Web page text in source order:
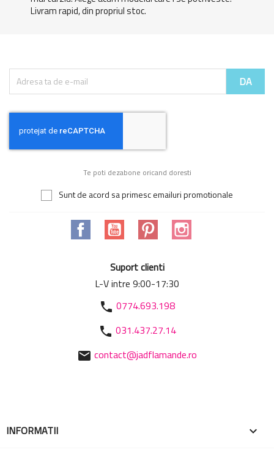
Livram rapid, din propriul stoc.
Te poti dezabone oricand doresti
Sunt de acord sa primesc emailuri promotionale
Facebook YouTube Pinterest
Suport clienti
L-V intre 9:00-17:30
phone 0774.693.198
phone 031.437.27.14
mail contact@jadflamande.ro
INFORMATII 